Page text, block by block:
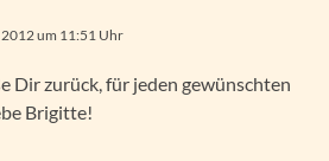
um 11:51 Uhr
Dir zurück, für jeden gewünschten
Brigitte!